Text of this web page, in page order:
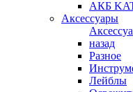
АКБ
Аксессуары
назад
Разное
Лейблы